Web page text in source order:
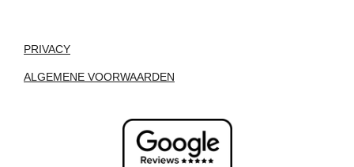
PRIVACY
ALGEMENE VOORWAARDEN